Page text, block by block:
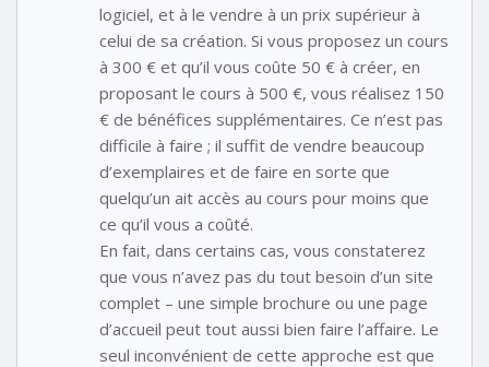
logiciel, et à le vendre à un prix supérieur à
celui de sa création. Si vous proposez un cours
à 300 € et qu’il vous coûte 50 € à créer, en
proposant le cours à 500 €, vous réalisez 150
€ de bénéfices supplémentaires. Ce n’est pas
difficile à faire ; il suffit de vendre beaucoup
d’exemplaires et de faire en sorte que
quelqu’un ait accès au cours pour moins que
ce qu’il vous a coûté.
En fait, dans certains cas, vous constaterez
que vous n’avez pas du tout besoin d’un site
complet – une simple brochure ou une page
d’accueil peut tout aussi bien faire l’affaire. Le
seul inconvénient de cette approche est que